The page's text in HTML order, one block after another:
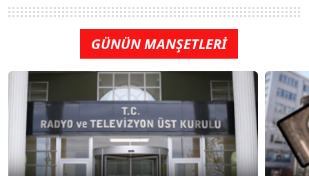
GÜNÜN MANŞETLERİ